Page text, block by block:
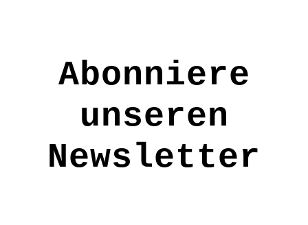
FE2116
€5,90
Abonniere
unseren
Newsletter